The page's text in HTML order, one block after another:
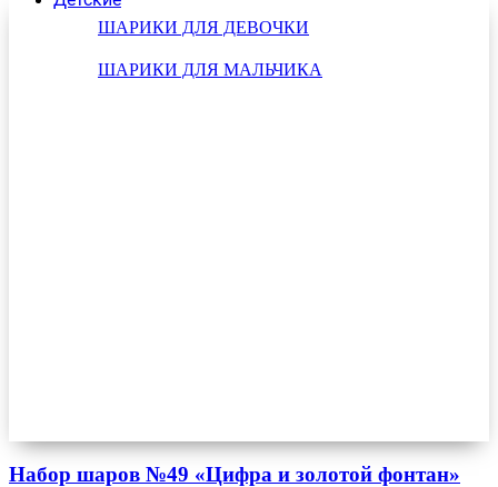
ШАРИКИ ДЛЯ ДЕВОЧКИ
ШАРИКИ ДЛЯ МАЛЬЧИКА
Набор шаров №49 «Цифра и золотой фонтан»